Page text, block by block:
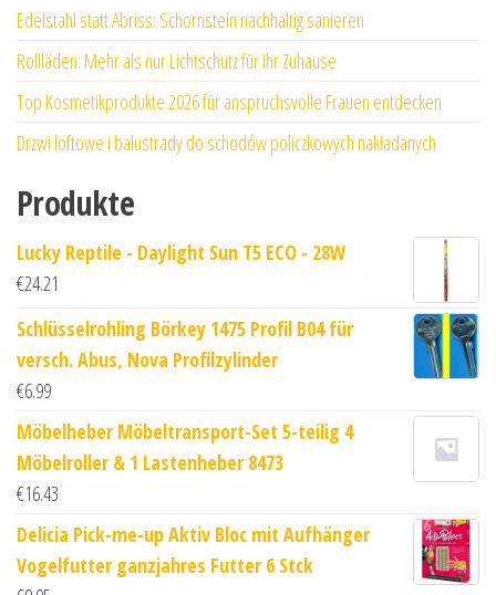
Edelstahl statt Abriss: Schornstein nachhaltig sanieren
Rollläden: Mehr als nur Lichtschutz für Ihr Zuhause
Top Kosmetikprodukte 2026 für anspruchsvolle Frauen entdecken
Drzwi loftowe i balustrady do schodów policzkowych nakładanych
Produkte
Lucky Reptile - Daylight Sun T5 ECO - 28W
€24.21
Schlüsselrohling Börkey 1475 Profil B04 für
versch. Abus, Nova Profilzylinder
€6.99
Möbelheber Möbeltransport-Set 5-teilig 4
Möbelroller & 1 Lastenheber 8473
€16.43
Delicia Pick-me-up Aktiv Bloc mit Aufhänger
Vogelfutter ganzjahres Futter 6 Stck